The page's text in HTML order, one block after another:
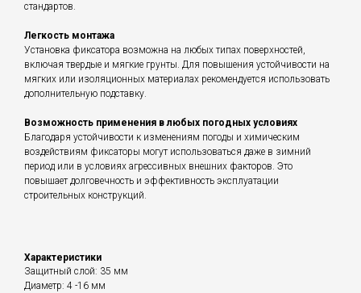
стандартов.
Легкость монтажа
Установка фиксатора возможна на любых типах поверхностей,
включая твердые и мягкие грунты. Для повышения устойчивости на
мягких или изоляционных материалах рекомендуется использовать
дополнительную подставку.
Возможность применения в любых погодных условиях
Благодаря устойчивости к изменениям погоды и химическим
воздействиям фиксаторы могут использоваться даже в зимний
период или в условиях агрессивных внешних факторов. Это
повышает долговечность и эффективность эксплуатации
строительных конструкций.
Характеристики
Защитный слой: 35 мм
Диаметр: 4 -16 мм